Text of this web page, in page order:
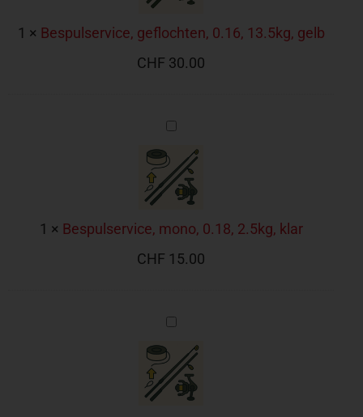
1 × Bespulservice, geflochten, 0.16, 13.5kg, gelb
CHF 30.00
Bespulservice,
mono,
0.18,
2.5kg,
klar
1 × Bespulservice, mono, 0.18, 2.5kg, klar
CHF 15.00
Bespulservice,
mono,
0.20,
3.0kg,
klar